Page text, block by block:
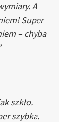
A
Super
– chyba
szkło.
szybka.